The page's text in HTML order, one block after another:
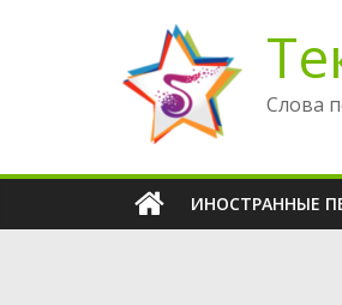
содержимому
Слова
ИНОСТРАННЫЕ